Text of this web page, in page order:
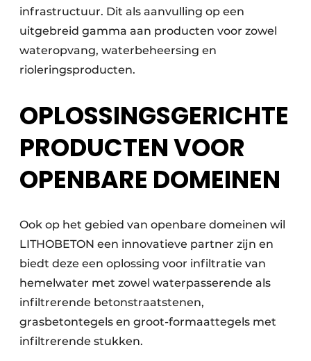
infrastructuur. Dit als aanvulling op een
uitgebreid gamma aan producten voor zowel
wateropvang, waterbeheersing en
rioleringsproducten.
OPLOSSINGSGERICHTE
PRODUCTEN VOOR
OPENBARE DOMEINEN
Ook op het gebied van openbare domeinen wil
LITHOBETON een innovatieve partner zijn en
biedt deze een oplossing voor infiltratie van
hemelwater met zowel waterpasserende als
infiltrerende betonstraatstenen,
grasbetontegels en groot-formaattegels met
infiltrerende stukken.